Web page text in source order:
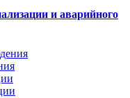
и аварийного